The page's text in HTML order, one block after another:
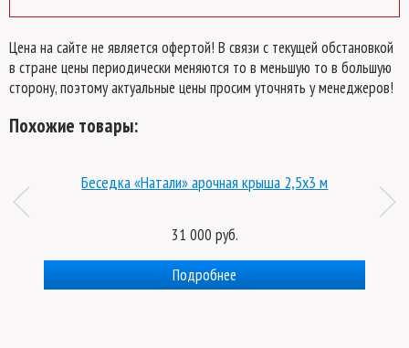
Цена на сайте не является офертой! В связи с текущей обстановкой
в стране цены периодически меняются то в меньшую то в большую
сторону, поэтому актуальные цены просим уточнять у менеджеров!
Похожие товары:
Беседка «Натали» арочная крыша 2,5х3 м
31 000 руб.
Подробнее